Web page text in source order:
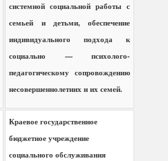
системной социальной работы с
семьей и детьми, обеспечение
индивидуального подхода к
социально — психолого-
педагогическому сопровождению
несовершеннолетних и их семей.
Краевое государственное
бюджетное учреждение
социального обслуживания